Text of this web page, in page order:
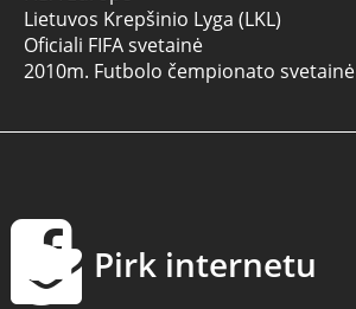
Lietuvos Krepšinio Lyga (LKL)
Oficiali FIFA svetainė
2010m. Futbolo čempionato svetainė
Pirk internetu